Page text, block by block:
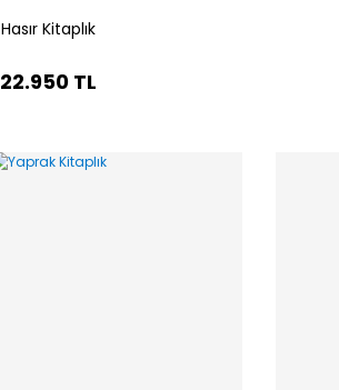
Hasır Kitaplık
22.950 TL